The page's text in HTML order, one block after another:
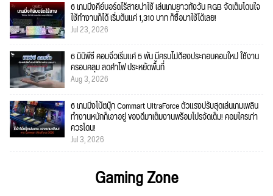
6 เกมมิ่งคีย์บอร์ดไร้สายน่าใช้ เล่นเกมยาวทั้งวัน RGB จัดเต็มโดนใจ
ใช้ทำงานก็ได้ เริ่มต้นแค่ 1,310 บาท ก็ซื้อมาใช้ได้เลย!
Jul 23, 2026
6 มินิพีซี คอมจิ๋วเริ่มแค่ 5 พัน มีครบไม่ต้องประกอบคอมใหม่ ใช้งาน
ครอบคลุม ลดค่าไฟ ประหยัดพื้นที่
Aug 3, 2026
6 เกมมิ่งโน้ตบุ๊ก Commart UltraForce ตัวแรงปรับสุดเล่นเกมเพลิน
ทำงานหนักก็เอาอยู่ ของดีมาเต็มงานพร้อมโปรจัดเต็ม! คอมใครเก่า
ควรโดน!
Jul 3, 2026
Gaming Zone